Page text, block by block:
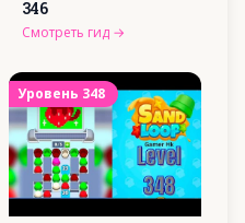
346
Смотреть гид →
Уровень 348